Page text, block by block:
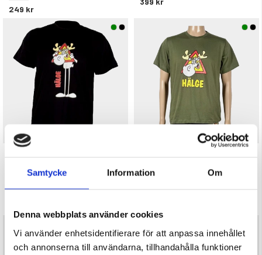
Samtycke Information Om
Denna webbplats använder cookies
Vi använder enhetsidentifierare för att anpassa innehållet
och annonserna till användarna, tillhandahålla funktioner
249 kr
Herr
Betyg:
4.1 utav 5 stjärnor